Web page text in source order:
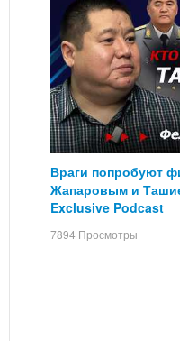
Враги попробуют
Жапаровым и
Exclusive Podcast
7894 Просмотры